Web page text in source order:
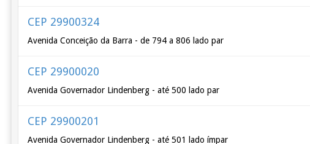
CEP 29900324
Avenida Conceição da Barra - de 794 a 806 lado par
CEP 29900020
Avenida Governador Lindenberg - até 500 lado par
CEP 29900201
Avenida Governador Lindenberg - até 501 lado ímpar